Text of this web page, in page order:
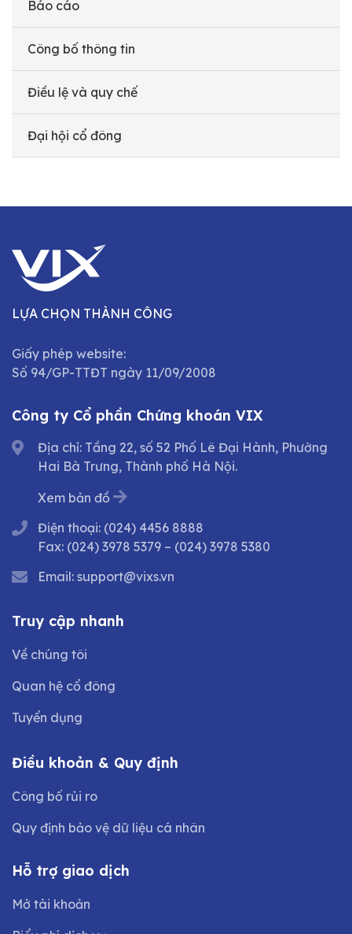
Báo cáo
Công bố thông tin
Điều lệ và quy chế
Đại hội cổ đông
LỰA CHỌN THÀNH CÔNG
Giấy phép website:
Số 94/GP-TTĐT ngày 11/09/2008
Công ty Cổ phần Chứng khoán VIX
Địa chỉ: Tầng 22, số 52 Phố Lê Đại Hành, Phường
Hai Bà Trưng, Thành phố Hà Nội.
Xem bản đồ
Điện thoại: (024) 4456 8888
Fax: (024) 3978 5379 – (024) 3978 5380
Email: support@vixs.vn
Truy cập nhanh
Về chúng tôi
Quan hệ cổ đông
Tuyển dụng
Điều khoản & Quy định
Công bố rủi ro
Quy định bảo vệ dữ liệu cá nhân
Hỗ trợ giao dịch
Mở tài khoản